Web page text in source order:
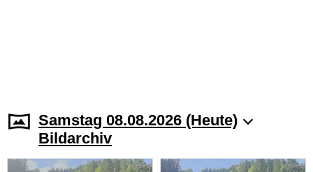
Samstag 08.08.2026 (Heute)
Bildarchiv